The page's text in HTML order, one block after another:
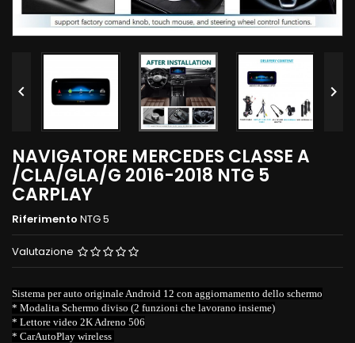
 
NAVIGATORE MERCEDES CLASSE A
/CLA/GLA/G 2016-2018 NTG 5
CARPLAY
Riferimento NTG 5
Valutazione
Sistema per auto originale Android 12 con aggiornamento dello schermo
* Modalita Schermo diviso (2 funzioni che lavorano insieme)
* Lettore video 2K Adreno 506
* CarAutoPlay wireless